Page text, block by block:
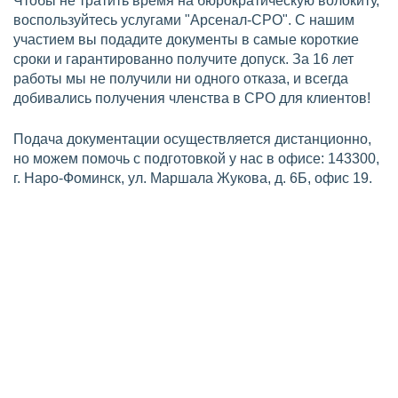
воспользуйтесь услугами "Арсенал-СРО". С нашим
участием вы подадите документы в самые короткие
сроки и гарантированно получите допуск. За 16 лет
работы мы не получили ни одного отказа, и всегда
добивались получения членства в СРО для клиентов!
Подача документации осуществляется дистанционно,
но можем помочь с подготовкой у нас в офисе: 143300,
г. Наро-Фоминск, ул. Маршала Жукова, д. 6Б, офис 19.